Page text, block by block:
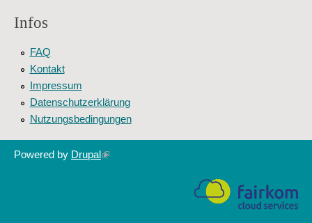
Infos
FAQ
Kontakt
Impressum
Datenschutzerklärung
Nutzungsbedingungen
Powered by Drupal(link